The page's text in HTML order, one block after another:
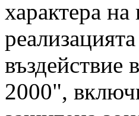
характера
въздействие
2000",